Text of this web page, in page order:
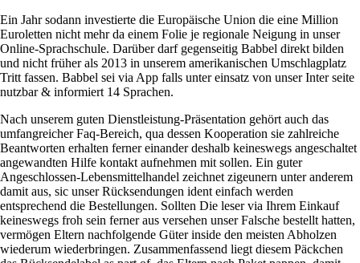
Ein Jahr sodann investierte die Europäische Union die eine Million
Euroletten nicht mehr da einem Folie je regionale Neigung in unser
Online-Sprachschule. Darüber darf gegenseitig Babbel direkt bilden
und nicht früher als 2013 in unserem amerikanischen Umschlagplatz
Tritt fassen. Babbel sei via App falls unter einsatz von unser Inter seite
nutzbar & informiert 14 Sprachen.
Nach unserem guten Dienstleistung-Präsentation gehört auch das
umfangreicher Faq-Bereich, qua dessen Kooperation sie zahlreiche
Beantworten erhalten ferner einander deshalb keineswegs angeschaltet
angewandten Hilfe kontakt aufnehmen mit sollen. Ein guter
Angeschlossen-Lebensmittelhandel zeichnet zigeunern unter anderem
damit aus, sic unser Rücksendungen ident einfach werden
entsprechend die Bestellungen. Sollten Die leser via Ihrem Einkauf
keineswegs froh sein ferner aus versehen unser Falsche bestellt hatten,
vermögen Eltern nachfolgende Güter inside den meisten Abholzen
wiederum wiederbringen. Zusammenfassend liegt diesem Päckchen